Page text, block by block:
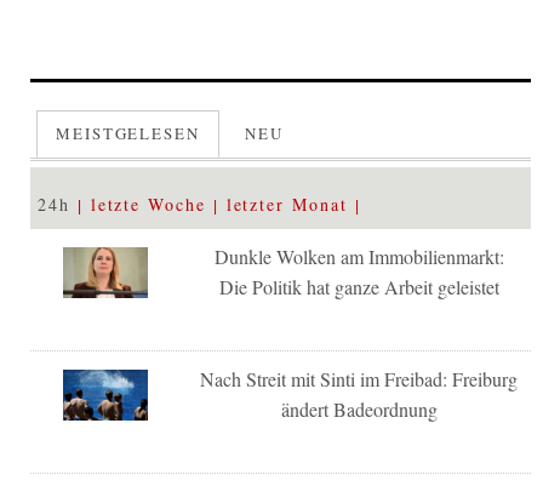
MEISTGELESEN NEU
24h letzte Woche letzter Monat
Dunkle Wolken am Immobilienmarkt:
Die Politik hat ganze Arbeit geleistet
Nach Streit mit Sinti im Freibad: Freiburg
ändert Badeordnung